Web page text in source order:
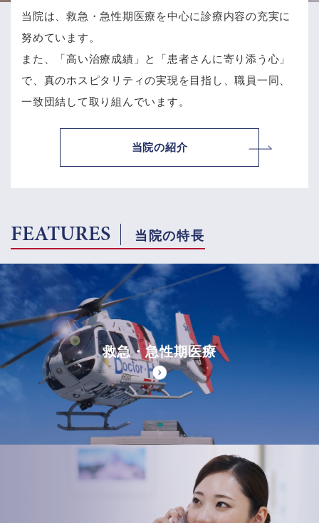
当院は、救急・急性期医療を中心に診療内容の充実に
努めています。
また、「高い治療成績」と「患者さんに寄り添う心」
で、 真のホスピタリティの実現を目指し、職員一同、
一致団結して取り組んでいます。
当院の紹介
FEATURES 当院の特長
救急・急性期医療